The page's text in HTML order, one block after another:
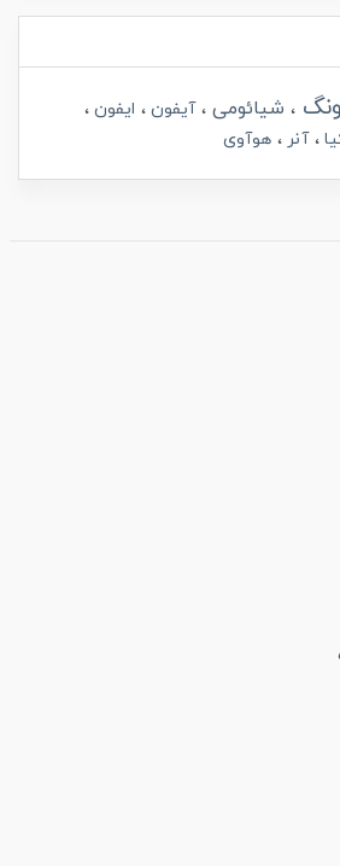
شیائومی آیفون
ایفون
آنر هوآوی